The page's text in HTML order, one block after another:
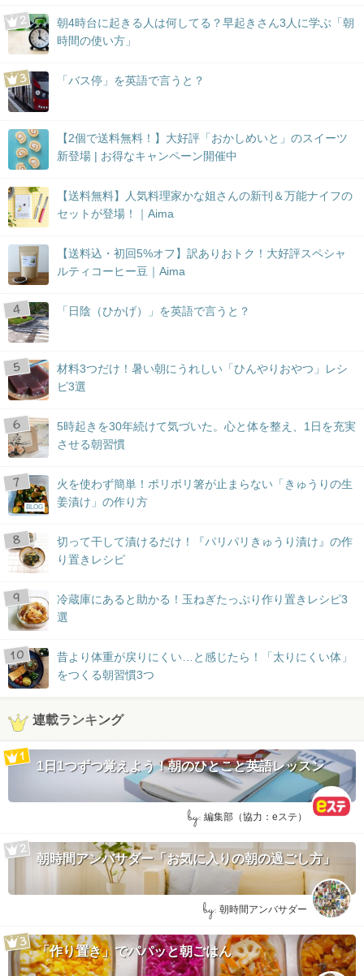
朝4時台に起きる人は何してる？早起きさん3人に学ぶ「朝
時間の使い方」
「バス停」を英語で言うと？
【2個で送料無料！】大好評「おかしめいと」のスイーツ
新登場 | お得なキャンペーン開催中
【送料無料】人気料理家かな姐さんの新刊＆万能ナイフの
セットが登場！｜Aima
【送料込・初回5%オフ】訳ありおトク！大好評スペシャ
ルティコーヒー豆｜Aima
「日陰（ひかげ）」を英語で言うと？
材料3つだけ！暑い朝にうれしい「ひんやりおやつ」レシ
ピ3選
5時起きを30年続けて気づいた。心と体を整え、1日を充実
させる朝習慣
BLOG
火を使わず簡単！ポリポリ箸が止まらない「きゅうりの生
姜漬け」の作り方
切って干して漬けるだけ！『パリパリきゅうり漬け』の作
り置きレシピ
冷蔵庫にあると助かる！玉ねぎたっぷり作り置きレシピ3
選
昔より体重が戻りにくい…と感じたら！「太りにくい体」
をつくる朝習慣3つ
連載ランキング
1日1つずつ覚えよう！朝のひとこと英語レッスン
by: 編集部（協力：eステ）
朝時間アンバサダー「お気に入りの朝の過ごし方」
by: 朝時間アンバサダー
「作り置き」でパパッと朝ごはん